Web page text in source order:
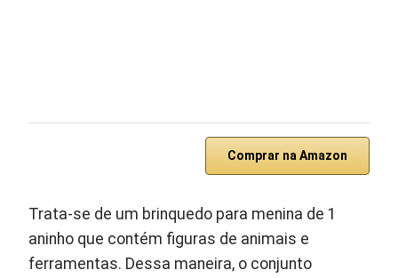
Comprar na Amazon
Trata-se de um brinquedo para menina de 1
aninho que contém figuras de animais e
ferramentas. Dessa maneira, o conjunto